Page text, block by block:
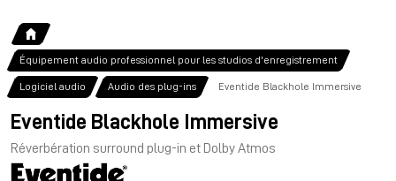
Équipement audio professionnel pour les studios d'enregistrement
Logiciel audio Audio des plug-ins Eventide Blackhole Immersive
Eventide Blackhole Immersive
Réverbération surround plug-in et Dolby Atmos